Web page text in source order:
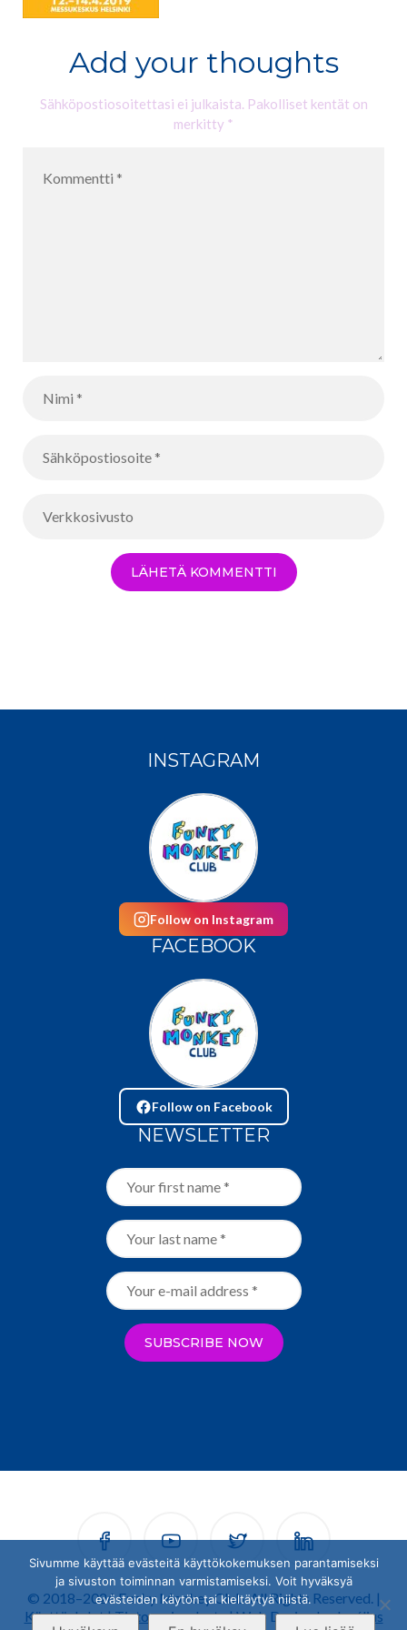
Add your thoughts
Sähköpostiosoitettasi ei julkaista. Pakolliset kentät on
merkitty *
INSTAGRAM
Follow on Instagram
FACEBOOK
Follow on Facebook
NEWSLETTER
© 2018–2026 Funky Monkey Club. All Rights Reserved. |
Käyttöehdot|Tietosuojaseloste| Web Design byJusélius
Sivumme käyttää evästeitä käyttökokemuksen parantamiseksi
ja sivuston toiminnan varmistamiseksi. Voit hyväksyä
evästeiden käytön tai kieltäytyä niistä.